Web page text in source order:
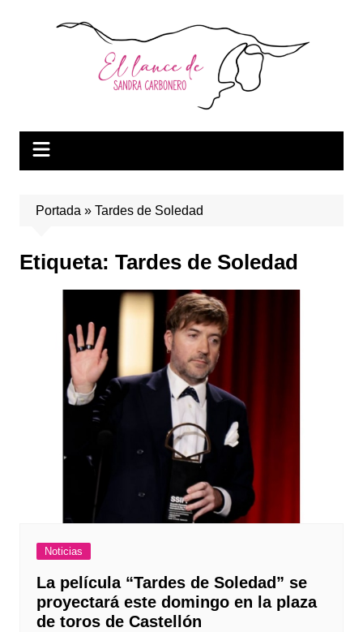
Portada » Tardes de Soledad
Etiqueta: Tardes de Soledad
Noticias
La película “Tardes de Soledad” se
proyectará este domingo en la plaza
de toros de Castellón